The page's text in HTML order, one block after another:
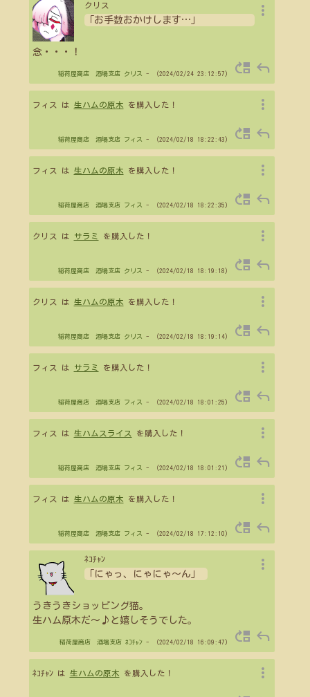
クリス
「お手数おかけします…
念・・・！
more_vert
稲荷屋商店 酒場支店 クリス - （2024/02/24 23:12:57） move_up reply
フィス は 生ハムの原木 を購入した！ more_vert
稲荷屋商店 酒場支店 フィス - （2024/02/18 18:22:43） move_up reply
フィス は 生ハムの原木 を購入した！ more_vert
稲荷屋商店 酒場支店 フィス - （2024/02/18 18:22:35） move_up reply
クリス は サラミ を購入した！ more_vert
稲荷屋商店 酒場支店 クリス - （2024/02/18 18:19:18） move_up reply
クリス は 生ハムの原木 を購入した！ more_vert
稲荷屋商店 酒場支店 クリス - （2024/02/18 18:19:14） move_up reply
フィス は サラミ を購入した！ more_vert
稲荷屋商店 酒場支店 フィス - （2024/02/18 18:01:25） move_up reply
フィス は 生ハムスライス を購入した！ more_vert
稲荷屋商店 酒場支店 フィス - （2024/02/18 18:01:21） move_up reply
フィス は 生ハムの原木 を購入した！ more_vert
稲荷屋商店 酒場支店 フィス - （2024/02/18 17:12:10） move_up reply
ﾈｺﾁｬﾝ
「にゃっ、にゃにゃ～ん」
うきうきショッピング猫。
生ハム原木だ～♪と嬉しそうでした。
more_vert
稲荷屋商店 酒場支店 ﾈｺﾁｬﾝ - （2024/02/18 16:09:47） move_up reply
ﾈｺﾁｬﾝ は 生ハムの原木 を購入した！ more_vert